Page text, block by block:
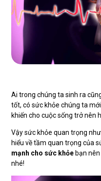
Ai trong chúng ta sinh ra
tốt, có sức khỏe chúng ta
khiến cho cuộc sống trở nên
Vậy sức khỏe quan trọng
hiểu về tầm quan trọng của
mạnh cho sức khỏe bạn
nhé!